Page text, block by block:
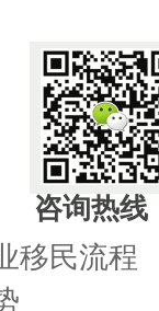
咨询热线
移民流程